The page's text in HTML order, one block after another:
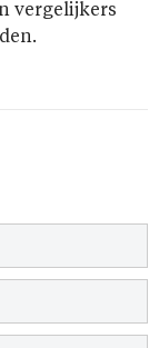
vergelijkers